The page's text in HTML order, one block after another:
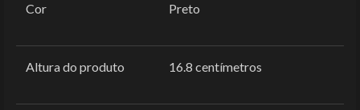
Cor ‎Preto
Altura do produto ‎16.8 centímetros